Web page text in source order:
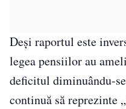
Deşi raportul este
legea pensiilor au
deficitul diminuându-
continuă să reprezinte